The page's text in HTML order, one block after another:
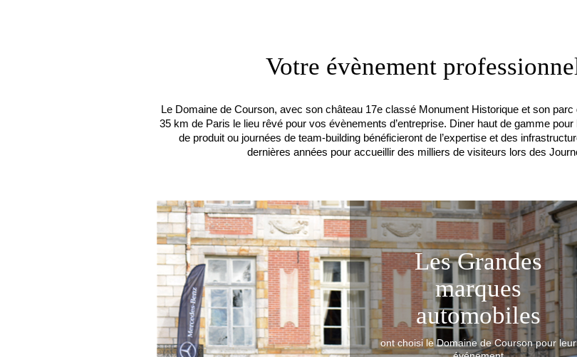
Votre évènement
Le Domaine de Courson, avec son château 17e classé Monument Historique et son
35 km de Paris le lieu rêvé pour vos évènements d’entreprise. Diner haut de gamme
de produit ou journées de team-building bénéficieront de l’expertise et des
dernières années pour accueillir des milliers de visiteurs lors des
Les Grandes
marques
automobiles
ont choisi le Domaine de Courson pour leur
Les Grandes
marques
automobiles
ont choisi le Domaine de Courson pour leur
Les Grandes
marques
automobiles
ont choisi le Domaine de Courson pour leur
Les Grandes
marques
automobiles
ont choisi le Domaine de Courson pour leur
Les Grandes
marques
automobiles
ont choisi le Domaine de Courson pour leur
Les Grandes
marques
automobiles
ont choisi le Domaine de Courson pour leur